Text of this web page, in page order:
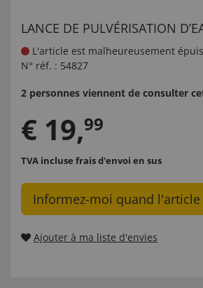
LANCE DE PULVÉRISATION
L'article est malheureusement
N° réf. : 54827
2 personnes viennent de consulter
€ 19,99
TVA incluse frais d'envoi en sus
Informez-moi quand
Ajouter à ma liste d'envies